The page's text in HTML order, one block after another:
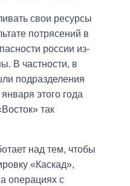
свои ресурсы
потрясений в
россии из-
В частности, в
подразделения
этого года
так
над тем, чтобы
«Каскад»,
операциях с